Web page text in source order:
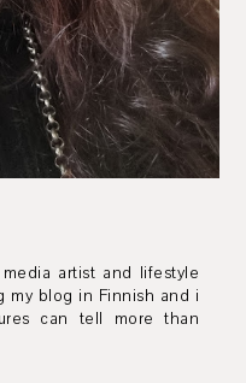
artist and lifestyle
my blog in Finnish and i
can tell more than